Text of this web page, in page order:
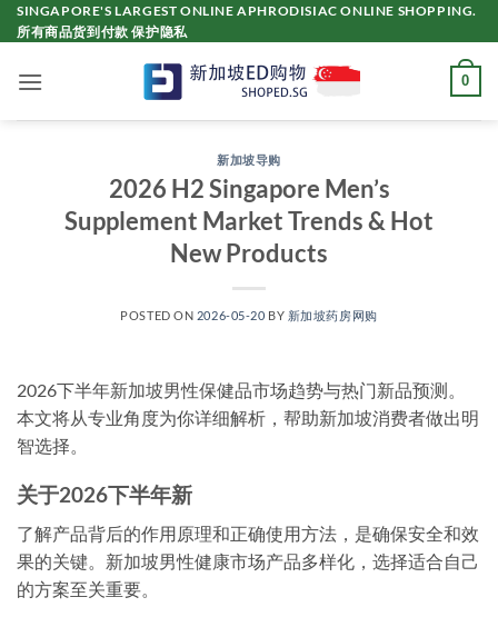
Skip
to
SINGAPORE'S LARGEST ONLINE APHRODISIAC ONLINE SHOPPING.
所有商品货到付款 保护隐私
0
新加坡导购
2026 H2 Singapore Men’s
Supplement Market Trends & Hot
New Products
POSTED ON 2026-05-20 BY 新加坡药房网购
2026下半年新加坡男性保健品市场趋势与热门新品预测。
本文将从专业角度为你详细解析，帮助新加坡消费者做出明
智选择。
关于2026下半年新
了解产品背后的作用原理和正确使用方法，是确保安全和效
果的关键。新加坡男性健康市场产品多样化，选择适合自己
的方案至关重要。